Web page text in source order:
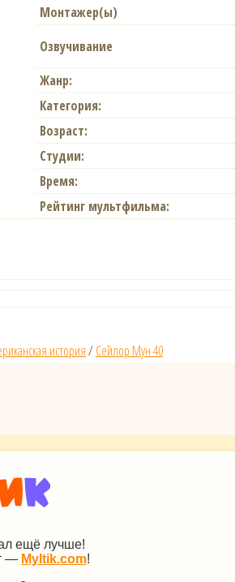
Монтажер(ы)
Озвучивание
Жанр:
Категория:
Возраст:
Студии:
Время:
Рейтинг мультфильма:
история/ Сейлор Мун 40
ещё лучше!
— Myltik.com!